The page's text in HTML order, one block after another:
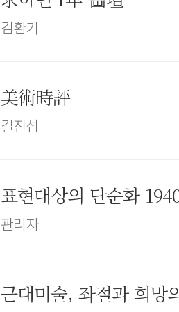
김환기
美術時評
길진섭
표현대상의 단순화
관리자
근대미술, 좌절과 희망